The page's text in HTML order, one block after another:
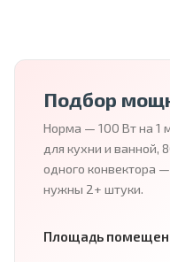
Подбор
Норма — 100 Вт на 1
для кухни и ванной,
одного конвектора
нужны 2+ штуки.
Площадь